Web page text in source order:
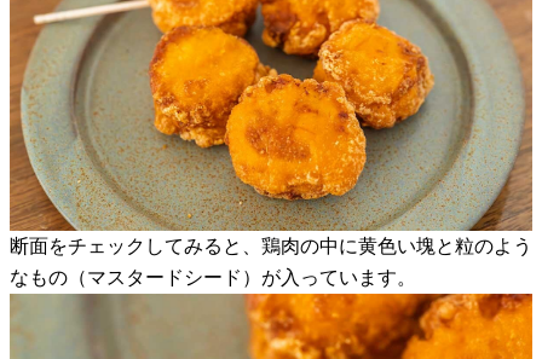
断面をチェックしてみると、鶏肉の中に黄色い塊と粒のよう
なもの（マスタードシード）が入っています。